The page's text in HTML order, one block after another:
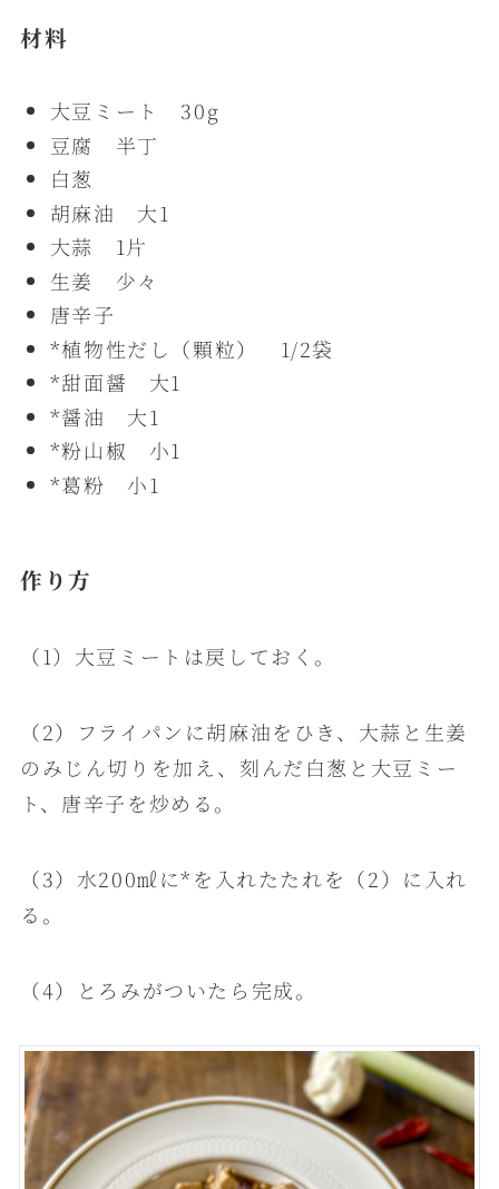
材料
大豆ミート 30g
豆腐 半丁
白葱
胡麻油 大1
大蒜 1片
生姜 少々
唐辛子
*植物性だし（顆粒） 1/2袋
*甜面醤 大1
*醤油 大1
*粉山椒 小1
*葛粉 小1
作り方
（1）大豆ミートは戻しておく。
（2）フライパンに胡麻油をひき、大蒜と生姜
のみじん切りを加え、刻んだ白葱と大豆ミー
ト、唐辛子を炒める。
（3）水200㎖に*を入れたたれを（2）に入れ
る。
（4）とろみがついたら完成。